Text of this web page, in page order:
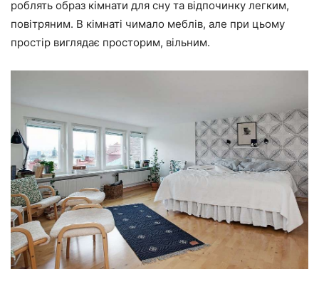
роблять образ кімнати для сну та відпочинку легким,
повітряним. В кімнаті чимало меблів, але при цьому
простір виглядає просторим, вільним.